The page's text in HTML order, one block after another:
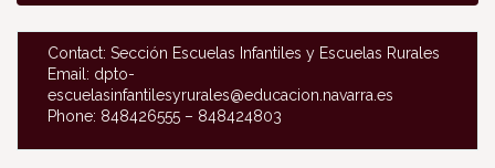
Contact: Sección Escuelas Infantiles y Escuelas Rurales
Email: dpto-
escuelasinfantilesyrurales@educacion.navarra.es
Phone: 848426555 – 848424803